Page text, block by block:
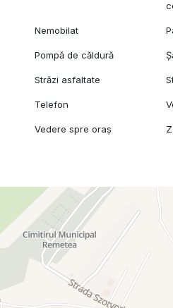
Nemobilat
Pompă de căldură
Străzi asfaltate
Telefon
Vedere spre oraș